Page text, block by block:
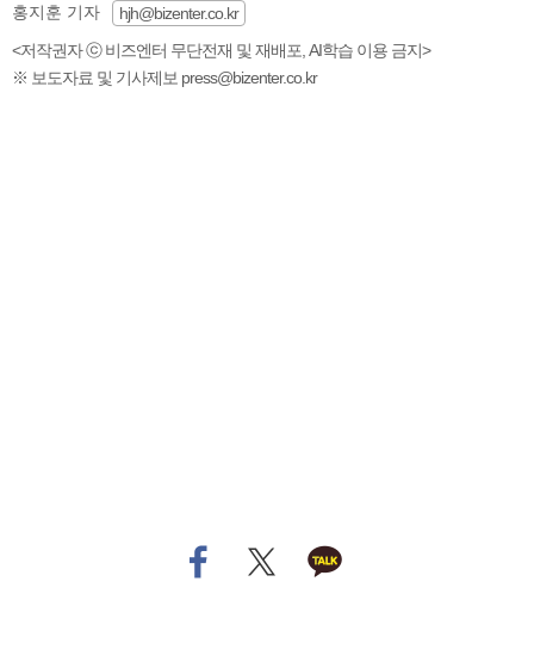
홍지훈 기자
hjh@bizenter.co.kr
<저작권자 ⓒ 비즈엔터 무단전재 및 재배포, AI학습 이용 금지>
※ 보도자료 및 기사제보 press@bizenter.co.kr